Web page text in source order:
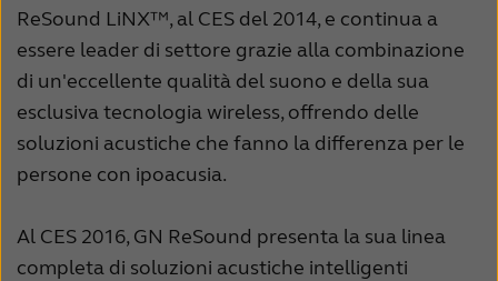
Schweiz Suisse
Suomi Sverige
Türkçe United Kingdom
United States
ReSound LiNX™, al CES del 2014, e continua a
essere leader di settore grazie alla combinazione
di un'eccellente qualità del suono e della sua
esclusiva tecnologia wireless, offrendo delle
soluzioni acustiche che fanno la differenza per le
persone con ipoacusia.
Al CES 2016, GN ReSound presenta la sua linea
completa di soluzioni acustiche intelligenti